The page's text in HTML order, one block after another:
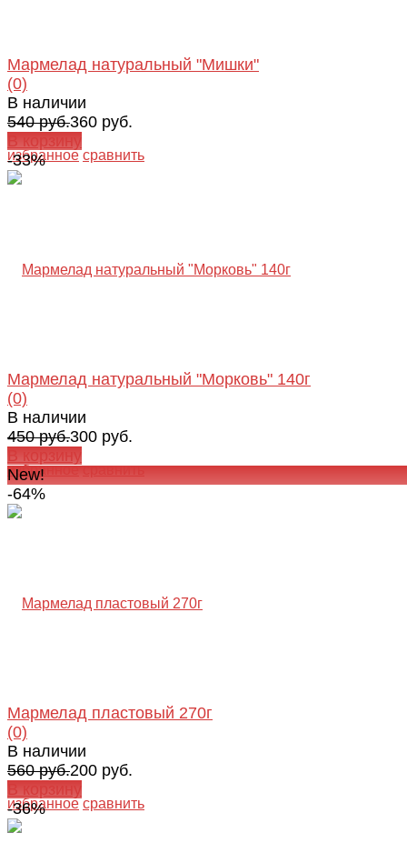
избранное сравнить
Мармелад натуральный "Мишки"
(0)
В наличии
540 руб.360 руб.
В корзину
-33%
избранное сравнить
Мармелад натуральный "Морковь" 140г
(0)
В наличии
450 руб.300 руб.
В корзину
New!
-64%
избранное сравнить
Мармелад пластовый 270г
(0)
В наличии
560 руб.200 руб.
В корзину
-36%